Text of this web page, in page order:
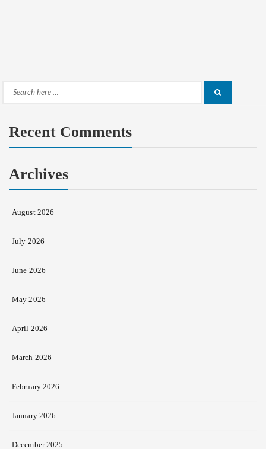
Search
Recent Comments
Archives
August 2026
July 2026
June 2026
May 2026
April 2026
March 2026
February 2026
January 2026
December 2025